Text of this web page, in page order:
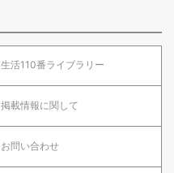
生活110番ライブラリー
掲載情報に関して
お問い合わせ